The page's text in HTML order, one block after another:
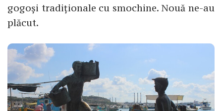
gogoși tradiționale cu smochine. Nouă ne-au
plăcut.